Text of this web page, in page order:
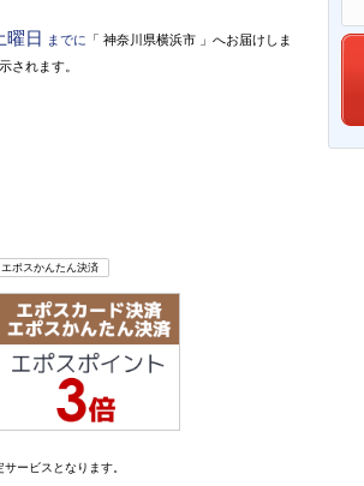
曜日 までに 「 神奈川県横浜市 」 へお届けしま
されます。
エポスかんたん決済
ービスとなります。